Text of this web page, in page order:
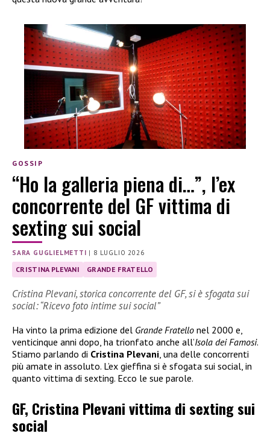
GOSSIP
“Ho la galleria piena di…”, l’ex
concorrente del GF vittima di
sexting sui social
SARA GUGLIELMETTI | 8 LUGLIO 2026
CRISTINA PLEVANI GRANDE FRATELLO
Cristina Plevani, storica concorrente del GF, si è sfogata sui
social: “Ricevo foto intime sui social”
Ha vinto la prima edizione del Grande Fratello nel 2000 e,
venticinque anni dopo, ha trionfato anche all’Isola dei Famosi.
Stiamo parlando di Cristina Plevani , una delle concorrenti
più amate in assoluto. L’ex gieffina si è sfogata sui social, in
quanto vittima di sexting. Ecco le sue parole.
GF, Cristina Plevani vittima di sexting sui
social